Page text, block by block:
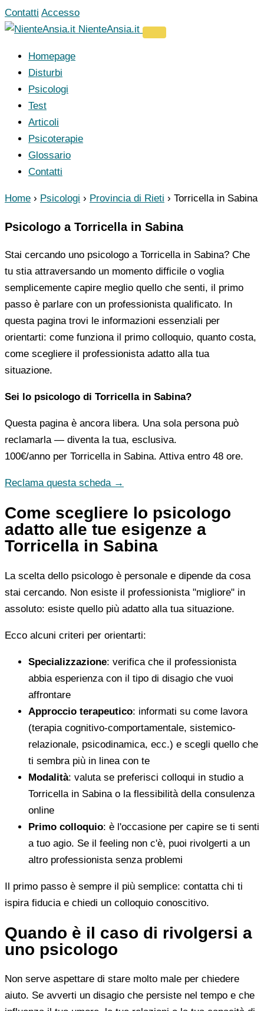
Vai
al
Contatti Accesso
NienteAnsia.it
Homepage
Disturbi
Psicologi
Test
Articoli
Psicoterapie
Glossario
Contatti
Home › Psicologi › Provincia di Rieti › Torricella in Sabina
Psicologo a Torricella in Sabina
Stai cercando uno psicologo a Torricella in Sabina? Che
tu stia attraversando un momento difficile o voglia
semplicemente capire meglio quello che senti, il primo
passo è parlare con un professionista qualificato. In
questa pagina trovi le informazioni essenziali per
orientarti: come funziona il primo colloquio, quanto costa,
come scegliere il professionista adatto alla tua
situazione.
Sei lo psicologo di Torricella in Sabina?
Questa pagina è ancora libera. Una sola persona può
reclamarla — diventa la tua, esclusiva.
100€/anno per Torricella in Sabina. Attiva entro 48 ore.
Reclama questa scheda →
Come scegliere lo psicologo
adatto alle tue esigenze a
Torricella in Sabina
La scelta dello psicologo è personale e dipende da cosa
stai cercando. Non esiste il professionista "migliore" in
assoluto: esiste quello più adatto alla tua situazione.
Ecco alcuni criteri per orientarti:
Specializzazione: verifica che il professionista
abbia esperienza con il tipo di disagio che vuoi
affrontare
Approccio terapeutico: informati su come lavora
(terapia cognitivo-comportamentale, sistemico-
relazionale, psicodinamica, ecc.) e scegli quello che
ti sembra più in linea con te
Modalità: valuta se preferisci colloqui in studio a
Torricella in Sabina o la flessibilità della consulenza
online
Primo colloquio: è l'occasione per capire se ti senti
a tuo agio. Se il feeling non c'è, puoi rivolgerti a un
altro professionista senza problemi
Il primo passo è sempre il più semplice: contatta chi ti
ispira fiducia e chiedi un colloquio conoscitivo.
Quando è il caso di rivolgersi a
uno psicologo
Non serve aspettare di stare molto male per chiedere
aiuto. Se avverti un disagio che persiste nel tempo e che